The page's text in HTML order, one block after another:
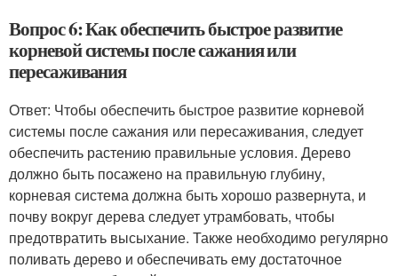
Вопрос 6: Как обеспечить быстрое развитие
корневой системы после сажания или
пересаживания
Ответ: Чтобы обеспечить быстрое развитие корневой
системы после сажания или пересаживания, следует
обеспечить растению правильные условия. Дерево
должно быть посажено на правильную глубину,
корневая система должна быть хорошо развернута, и
почву вокруг дерева следует утрамбовать, чтобы
предотвратить высыхание. Также необходимо регулярно
поливать дерево и обеспечивать ему достаточное